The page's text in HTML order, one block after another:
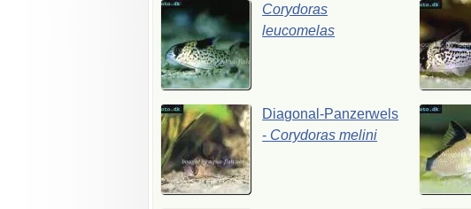
Corydoras
leucomelas
Diagonal-Panzerwels
- Corydorasmelini